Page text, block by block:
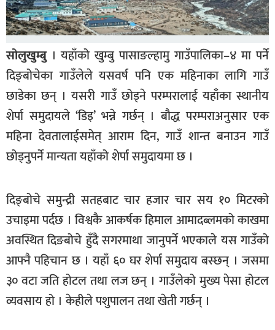
प्रमुख
समाचार
राष्ट्रिय
अन्तराष्ट्रिय
अन्तरबार्ता
अर्थ
खेलकुद
फोटो
/
भिडियो
अन्य
समाज
शिक्षा
सोलुखुम्बु। यहाँको खुम्बु पासाङल्हामु गाउँपालिका–४ मा पर्ने
दिङ्बोचेका गाउँलेले यसवर्ष पनि एक महिनाका लागि गाउँ
छाडेका छन् । यसरी गाउँ छोड्ने परम्परालाई यहाँका स्थानीय
शेर्पा समुदायले ‘डिइ’ भन्ने गर्छन् । बौद्ध परम्पराअनुसार एक
महिना देवतालाईसमेत् आराम दिन, गाउँ शान्त बनाउन गाउँ
छोड्नुपर्ने मान्यता यहाँको शेर्पा समुदायमा छ ।
दिङ्बोचे समुन्द्री सतहबाट चार हजार चार सय १० मिटरको
उचाइमा पर्दछ । विश्वकै आकर्षक हिमाल आमादब्लमको काखमा
अवस्थित दिङबोचे हुँदै सगरमाथा जानुपर्ने भएकाले यस गाउँको
आफ्नै पहिचान छ । यहाँ ६० घर शेर्पा समुदाय बस्छन् । जसमा
३० वटा जति होटल तथा लज छन् । गाउँलेको मुख्य पेसा होटल
व्यवसाय हो । केहीले पशुपालन तथा खेती गर्छन् ।